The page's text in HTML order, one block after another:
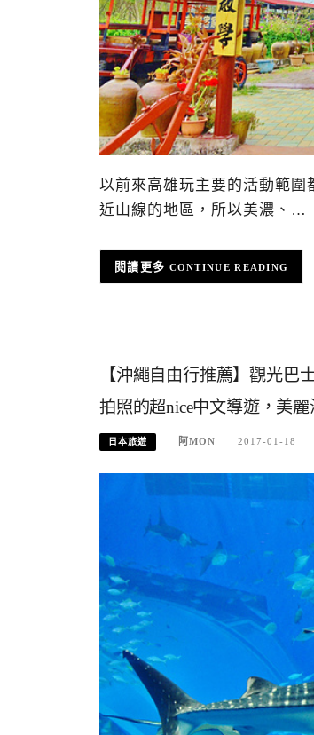
以前來高雄玩主要的活動範
近山線的地區，所以美濃、…
CONTINUE READING
【沖繩自由行推薦】觀光巴
拍照的超nice中文導遊，美
日本旅遊 阿MON 2017-01-18